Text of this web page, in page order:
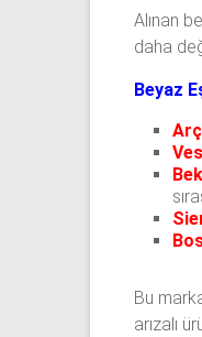
Alınan
daha
Beyaz
Bu
arızalı